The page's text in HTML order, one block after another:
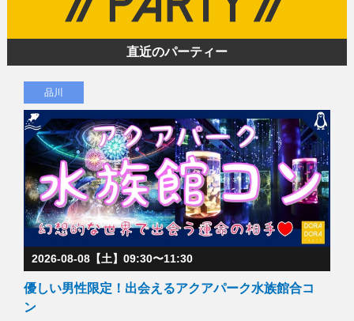
直近のパーティー
品川
2026-08-08【土】09:30〜11:30
優しい男性限定！出会えるアクアパーク水族館合コ
ン